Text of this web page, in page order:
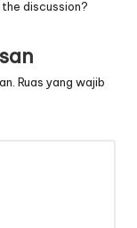
discussion?
Ruas yang wajib